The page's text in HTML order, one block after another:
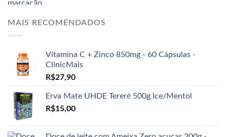
MAIS RECOMENDADOS
Vitamina C + Zinco 850mg - 60 Cápsulas -
ClinicMais
R$27,90
Erva Mate UHDE Tereré 500g Ice/Mentol
R$15,00